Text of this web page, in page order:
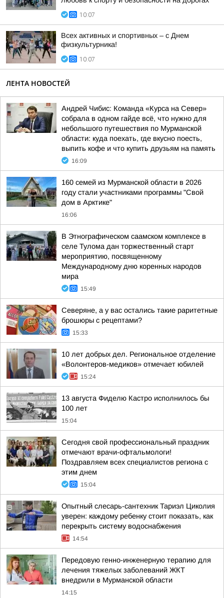
10:07
Всех активных и спортивных – с Днем
физкультурника!
10:07
ЛЕНТА НОВОСТЕЙ
Андрей Чибис: Команда «Курса на Север»
собрала в одном гайде всё, что нужно для
небольшого путешествия по Мурманской
области: куда поехать, где вкусно поесть,
выпить кофе и что купить друзьям на память
16:09
160 семей из Мурманской области в 2026
году стали участниками программы "Свой
дом в Арктике"
16:06
В Этнографическом саамском комплексе в
селе Тулома дан торжественный старт
мероприятию, посвященному
Международному дню коренных народов
мира
15:49
Северяне, а у вас остались такие раритетные
брошюры с рецептами?
15:33
10 лет добрых дел. Региональное отделение
«Волонтеров-медиков» отмечает юбилей
15:24
13 августа Фиделю Кастро исполнилось бы
100 лет
15:04
Сегодня свой профессиональный праздник
отмечают врачи-офтальмологи!
Поздравляем всех специалистов региона с
этим днем
15:04
Опытный слесарь-сантехник Тариэл Циколия
уверен: каждому ребенку стоит показать, как
перекрыть систему водоснабжения
14:54
Передовую генно-инженерную терапию для
лечения тяжелых заболеваний ЖКТ
внедрили в Мурманской области
14:15